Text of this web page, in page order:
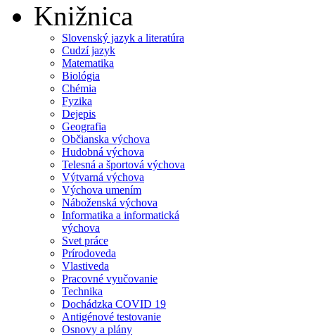
Knižnica
Slovenský jazyk a literatúra
Cudzí jazyk
Matematika
Biológia
Chémia
Fyzika
Dejepis
Geografia
Občianska výchova
Hudobná výchova
Telesná a športová výchova
Výtvarná výchova
Výchova umením
Náboženská výchova
Informatika a informatická
výchova
Svet práce
Prírodoveda
Vlastiveda
Pracovné vyučovanie
Technika
Dochádzka COVID 19
Antigénové testovanie
Osnovy a plány